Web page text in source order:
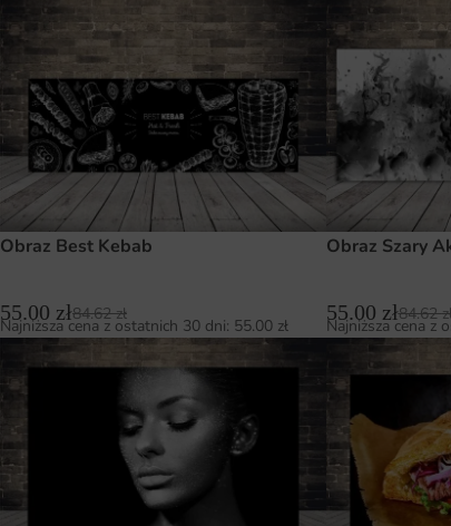
Obraz Best Kebab
55.00 zł84.62zł
Najniższa cena z ostatnich 30 dni: 55.00 zł
Obraz Szary
55.00 zł84.62
Najniższa cena z